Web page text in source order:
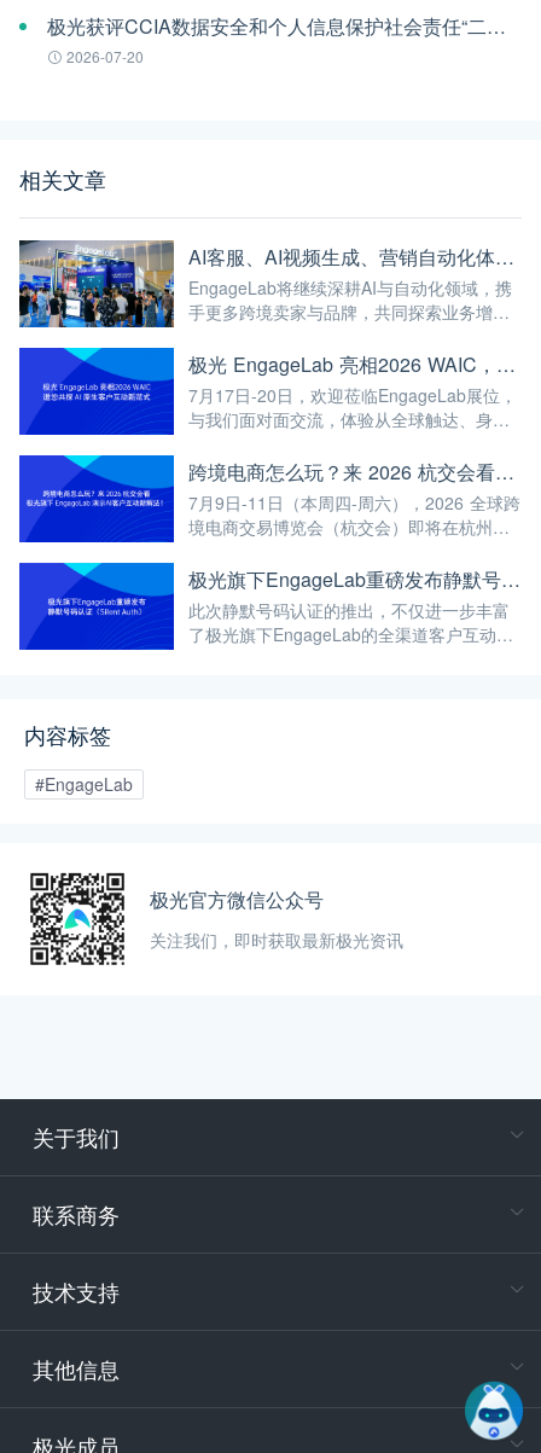
极光获评CCIA数据安全和个人信息保护社会责任“二星级”单位
2026-07-20
相关文章
AI客服、AI视频生成、营销自动化体验全线爆满！极光旗下EngageLab杭交会现场高能回顾
EngageLab将继续深耕AI与自动化领域，携
手更多跨境卖家与品牌，共同探索业务增长
如何驱动跨境生意持续进化！
极光 EngageLab 亮相2026 WAIC，邀您共探 AI 原生客户互动新范式
7月17日-20日，欢迎莅临EngageLab展位，
与我们面对面交流，体验从全球触达、身份
期待与您现场相见，共话AI驱动的客户互动
新未来！
跨境电商怎么玩？来 2026 杭交会看极光旗下 EngageLab 演示AI客户互动新解法！
7月9日-11日（本周四-周六），2026 全球跨
境电商交易博览会（杭交会）即将在杭州大
AI 原生客户互动解决方案 重磅登陆 3号馆
3A085 展位。
极光旗下EngageLab重磅发布静默号码认证（Silent Auth）
此次静默号码认证的推出，不仅进一步丰富
了极光旗下EngageLab的全渠道客户互动矩
内容标签
#EngageLab
极光官方微信公众号
关注我们，即时获取最新极光资讯
关于我们
联系商务
技术支持
其他信息
极光成员
电
400-
技